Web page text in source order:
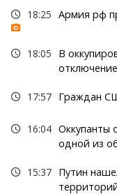
18:25 Армия рф
18:05
В
17:57 Граждан
16:04 Оккупанты
одной из
15:37 Путин